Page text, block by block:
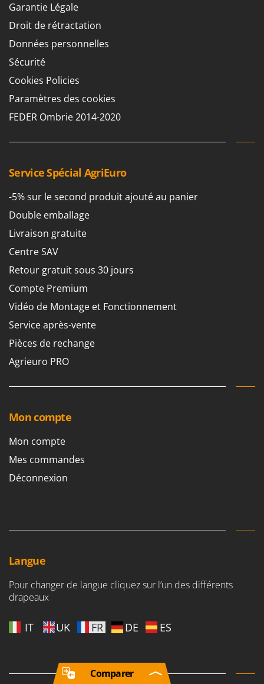
Garantie Légale
Droit de rétractation
Données personnelles
Sécurité
Cookies Policies
Paramètres des cookies
FEDER Ombrie 2014-2020
Service Spécial AgriEuro
-5% sur le second produit ajouté au panier
Double emballage
Livraison gratuite
Centre SAV
Retour gratuit sous 30 jours
Compte Premium
Vidéo de Montage et Fonctionnement
Service après-vente
Pièces de rechange
Agrieuro PRO
Mon compte
Mon compte
Mes commandes
Déconnexion
Langue
Pour changer de langue cliquez sur l’un des différents
drapeaux
IT UK FR DE ES
Comparer